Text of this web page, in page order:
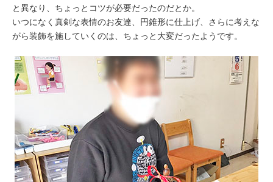
と異なり、ちょっとコツが必要だったのだとか。
いつになく真剣な表情のお友達、円錐形に仕上げ、さらに考えな
がら装飾を施していくのは、ちょっと大変だったようです。